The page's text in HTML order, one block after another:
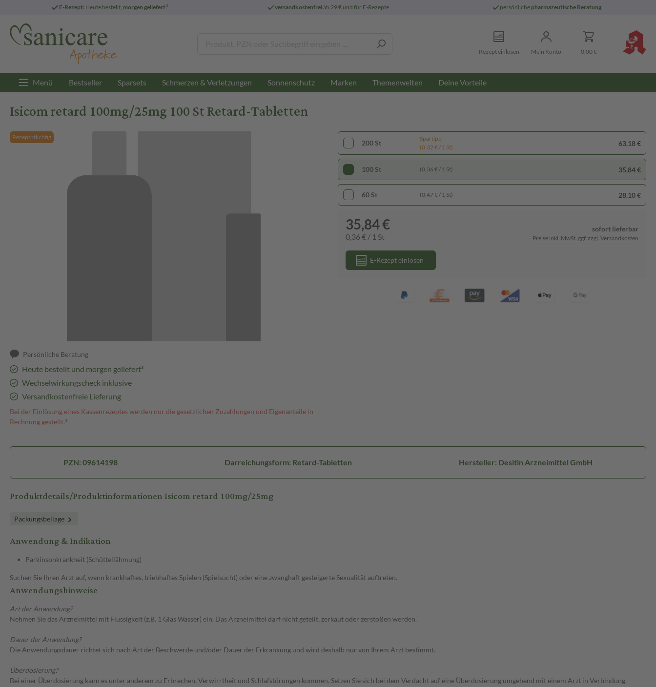
E-Rezept: Heute bestellt, morgen geliefert3 versandkostenfreiab 29 € und für E-Rezepte persönliche pharmazeutische Beratung
Rezept einlösen Mein Konto 0,00 €
Menü Bestseller Sparsets Schmerzen & Verletzungen Sonnenschutz Marken Themenwelten Deine Vorteile
Isicom retard 100mg/25mg 100 St Retard-Tabletten
Rezeptpflichtig
Persönliche Beratung
Heute bestellt und morgen geliefert³
Wechselwirkungscheck inklusive
Versandkostenfreie Lieferung
Bei der Einlösung eines Kassenrezeptes werden nur die gesetzlichen Zuzahlungen und Eigenanteile in
Rechnung gestellt.⁴
200 St
Spartipp
(0,32 € / 1 St)
63,18 €
100 St (0,36 € / 1 St) 35,84 €
60 St (0,47 € / 1 St) 28,10 €
35,84 €
0,36 € / 1 St
sofort lieferbar
Preise inkl. MwSt. ggf. zzgl. Versandkosten
E-Rezept einlösen
PZN: 09614198 Darreichungsform: Retard-Tabletten Hersteller: Desitin Arzneimittel GmbH
Produktdetails/Produktinformationen Isicom retard 100mg/25mg
Packungsbeilage
Anwendung & Indikation
Parkinsonkrankheit (Schüttellähmung)
Suchen Sie Ihren Arzt auf, wenn krankhaftes, triebhaftes Spielen (Spielsucht) oder eine zwanghaft gesteigerte Sexualität auftreten.
Anwendungshinweise
Art der Anwendung?
Nehmen Sie das Arzneimittel mit Flüssigkeit (z.B. 1 Glas Wasser) ein. Das Arzneimittel darf nicht geteilt, zerkaut oder zerstoßen werden.
Dauer der Anwendung?
Die Anwendungsdauer richtet sich nach Art der Beschwerde und/oder Dauer der Erkrankung und wird deshalb nur von Ihrem Arzt bestimmt.
Überdosierung?
Bei einer Überdosierung kann es unter anderem zu Erbrechen, Verwirrtheit und Schlafstörungen kommen. Setzen Sie sich bei dem Verdacht auf eine Überdosierung umgehend mit einem Arzt in Verbindung.